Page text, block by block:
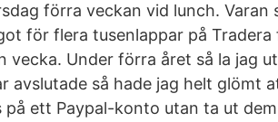
förra veckan vid lunch. Varan
för flera tusenlappar på
vecka. Under förra året så la jag
avslutade så hade jag helt glömt
på ett Paypal-konto utan ta ut